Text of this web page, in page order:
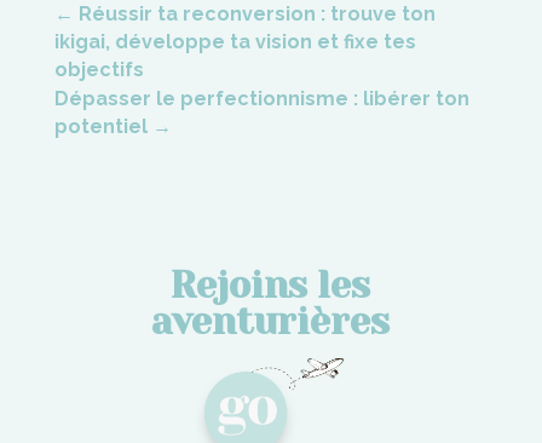
← Réussir ta reconversion : trouve ton
ikigai, développe ta vision et fixe tes
objectifs
Dépasser le perfectionnisme : libérer ton
potentiel→
Rejoins les
aventurières